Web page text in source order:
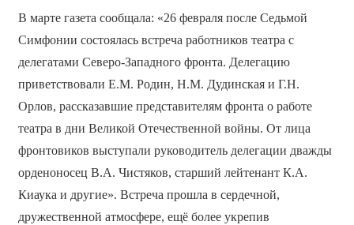
В марте газета сообщала: «26 февраля после Седьмой
Симфонии состоялась встреча работников театра с
делегатами Северо-Западного фронта. Делегацию
приветствовали Е.М. Родин, Н.М. Дудинская и Г.Н.
Орлов, рассказавшие представителям фронта о работе
театра в дни Великой Отечественной войны. От лица
фронтовиков выступали руководитель делегации дважды
орденоносец В.А. Чистяков, старший лейтенант К.А.
Киаука и другие». Встреча прошла в сердечной,
дружественной атмосфере, ещё более укрепив